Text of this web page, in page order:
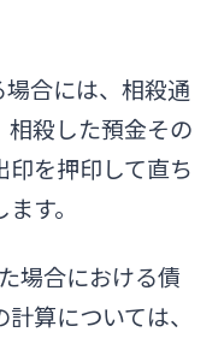
合には、相殺通
殺した預金その
を押印して直ち
す。
場合における債
算については、